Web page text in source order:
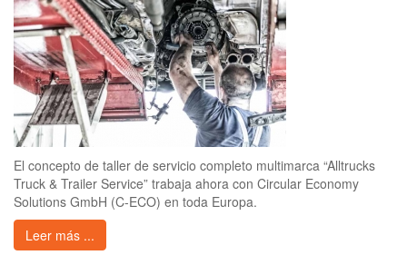
El concepto de taller de servicio completo multimarca “Alltrucks
Truck & Trailer Service” trabaja ahora con Circular Economy
Solutions GmbH (C-ECO) en toda Europa.
Leer más ...